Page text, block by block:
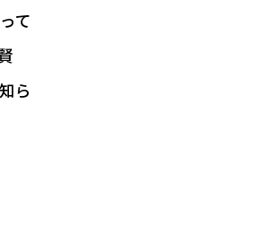
て
ら